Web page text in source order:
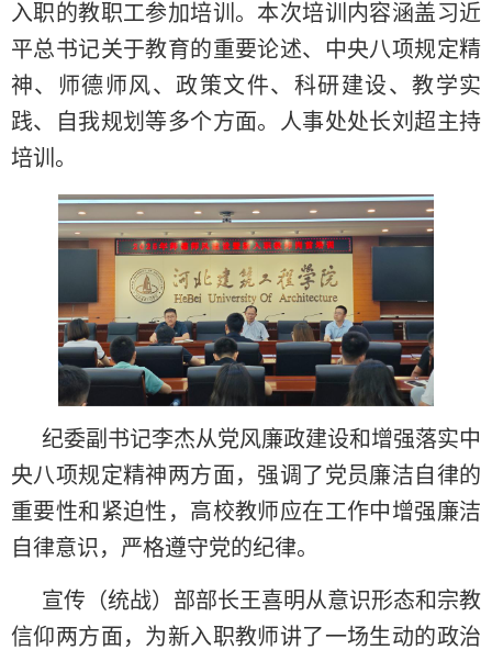
入职的教职工参加培训。本次培训内容涵盖习近
平总书记关于教育的重要论述、中央八项规定精
神、师德师风、政策文件、科研建设、教学实
践、自我规划等多个方面。人事处处长刘超主持
培训。
纪委副书记李杰从党风廉政建设和增强落实中
央八项规定精神两方面，强调了党员廉洁自律的
重要性和紧迫性，高校教师应在工作中增强廉洁
自律意识，严格遵守党的纪律。
宣传（统战）部部长王喜明从意识形态和宗教
信仰两方面，为新入职教师讲了一场生动的政治